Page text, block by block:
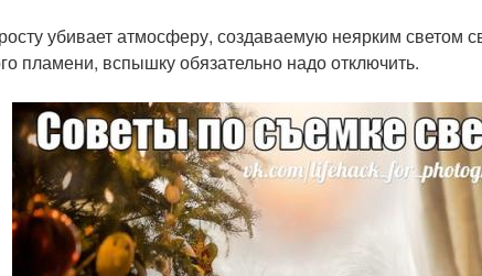
убивает атмосферу, создаваемую неярким светом
пламени, вспышку обязательно надо отключить.